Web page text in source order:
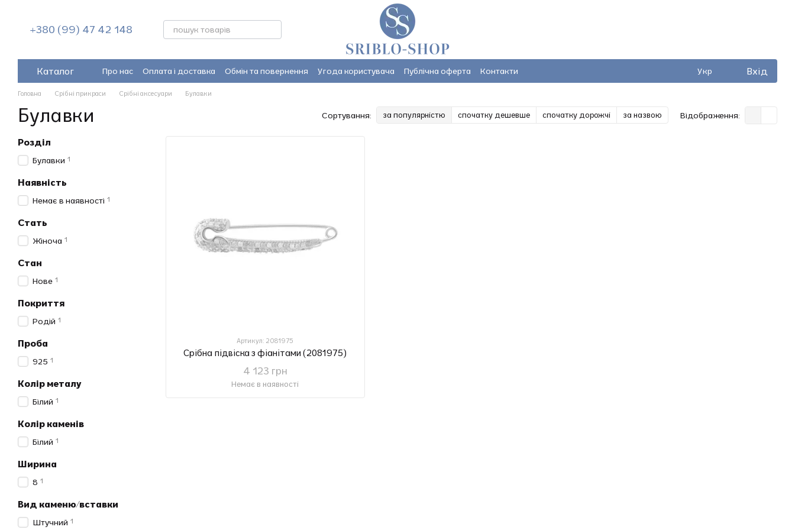
+380 (99) 47 42 148
Каталог Про нас Оплата і доставка Обмін та повернення Угода користувача Публічна оферта Контакти Укр Вхід
Головна Срібні прикраси Срібні аксесуари Булавки
Булавки Сортування: за популярністю спочатку дешевше спочатку дорожчі за назвою Відображення:
Артикул: 2081975
Срібна підвіска з фіанітами (2081975)
4 123 грн
Немає в наявності
Розділ
Булавки 1
Наявність
Немає в наявності 1
Стать
Жіноча 1
Стан
Нове 1
Покриття
Родій 1
Проба
925 1
Колір металу
Білий 1
Колір каменів
Білий 1
Ширина
8 1
Вид каменю/вставки
Штучний 1